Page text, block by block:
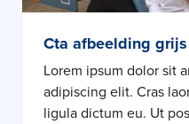
Cta afbeelding grijs
Lorem ipsum dolor sit
adipiscing elit. Cras
ligula dictum eu. Ut